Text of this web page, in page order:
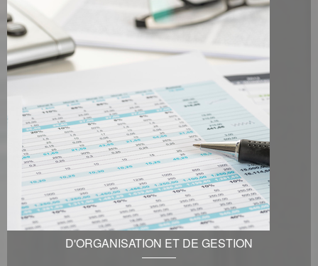
D'ORGANISATION ET DE GESTION